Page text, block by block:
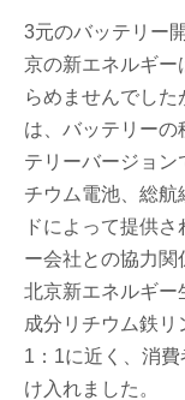
3元のバッテリー
京の新エネルギー
らめませんでし
は、バッテリーの
テリーバージョン
チウム電池、総航
ドによって提供
ー会社との協力
北京新エネルギー
成分リチウム鉄
1：1に近く、消
け入れました。